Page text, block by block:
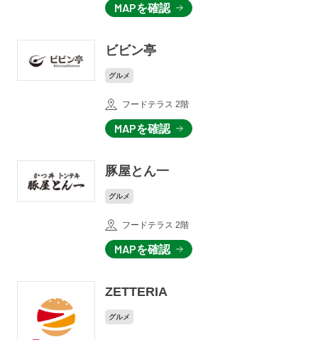
MAPを確認
ビビン亭
グルメ
フードテラス 2階
MAPを確認
豚屋とん一
グルメ
フードテラス 2階
MAPを確認
ZETTERIA
グルメ